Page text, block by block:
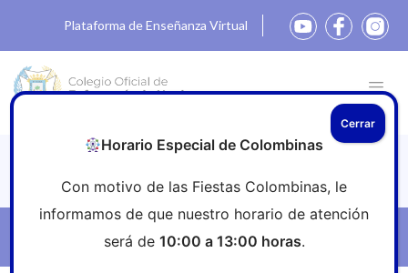
Plataforma de Enseñanza Virtual
Horario Especial de Colombinas
Con motivo de las Fiestas Colombinas, le
informamos de que nuestro horario de atención
será de 10:00 a 13:00 horas.
Cerrar